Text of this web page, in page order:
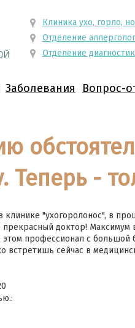
Клиника ухо, горло,
Отделение
Отделение
Заболевания Вопрос-
Теперь -
клинике "ухогоролонос", в
доктор! Максимум
профессионал с
встретишь сейчас в